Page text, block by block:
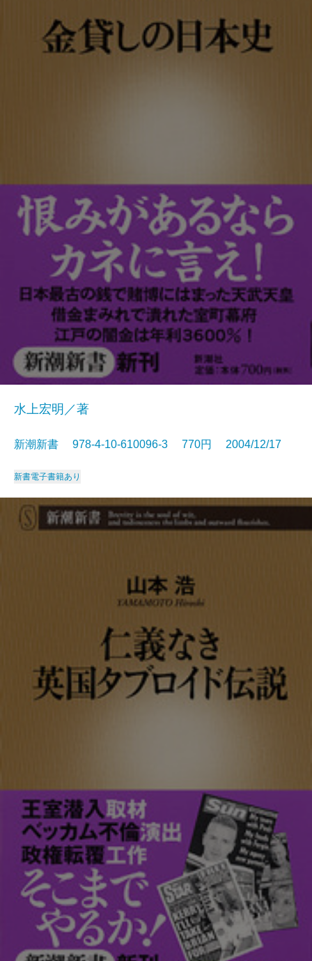
水上宏明／著
新潮新書 978-4-10-610096-3 770円 2004/12/17
新書電子書籍あり